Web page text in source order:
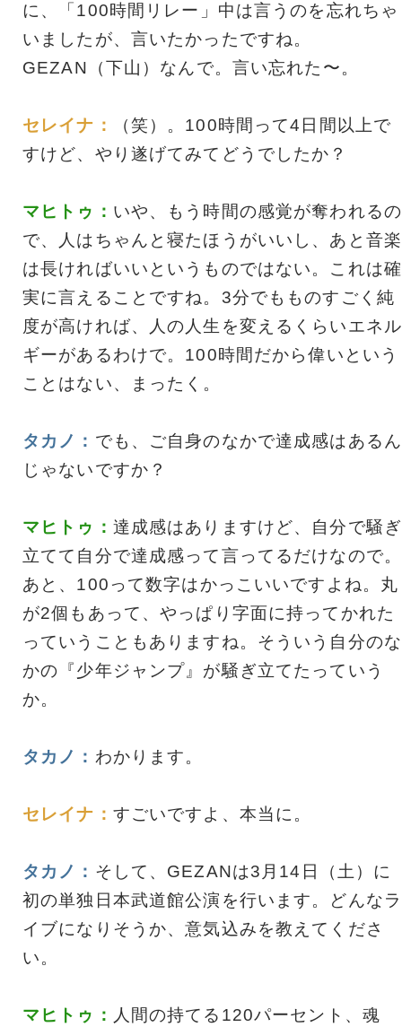
に、「100時間リレー」中は言うのを忘れちゃ
いましたが、言いたかったですね。
GEZAN（下山）なんで。言い忘れた〜。
セレイナ：
（笑）。100時間って4日間以上で
すけど、やり遂げてみてどうでしたか？
マヒトゥ： いや、もう時間の感覚が奪われるの
で、人はちゃんと寝たほうがいいし、あと音楽
は長ければいいというものではない。これは確
実に言えることですね。3分でもものすごく純
度が高ければ、人の人生を変えるくらいエネル
ギーがあるわけで。100時間だから偉いという
ことはない、まったく。
タカノ： でも、ご自身のなかで達成感はあるん
じゃないですか？
マヒトゥ： 達成感はありますけど、自分で騒ぎ
立てて自分で達成感って言ってるだけなので。
あと、100って数字はかっこいいですよね。丸
が2個もあって、やっぱり字面に持ってかれた
っていうこともありますね。そういう自分のな
かの『少年ジャンプ』が騒ぎ立てたっていう
か。
タカノ： わかります。
セレイナ： すごいですよ、本当に。
タカノ： そして、GEZANは3月14日（土）に
初の単独日本武道館公演を行います。どんなラ
イブになりそうか、意気込みを教えてくださ
い。
マヒトゥ： 人間の持てる120パーセント、魂